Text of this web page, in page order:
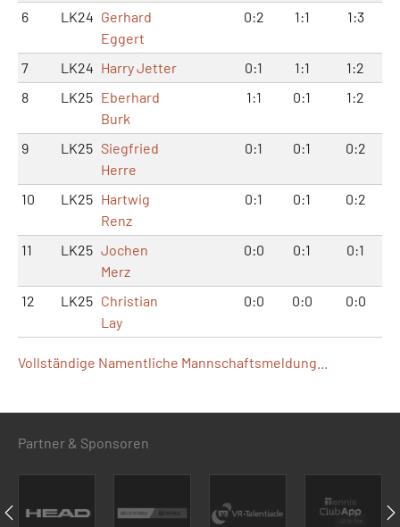
6 LK24 Gerhard
Eggert
0:2 1:1 1:3
7 LK24 Harry Jetter 0:1 1:1
1:2
8
LK25 Eberhard
Burk
1:1 0:1 1:2
9 LK25 Siegfried
Herre
0:1 0:1 0:2
10 LK25 Hartwig
Renz
0:1 0:1 0:2
11 LK25 Jochen
Merz
0:0 0:1 0:1
12 LK25 Christian
Lay
0:0 0:0 0:0
Vollständige Namentliche Mannschaftsmeldung...
Partner & Sponsoren